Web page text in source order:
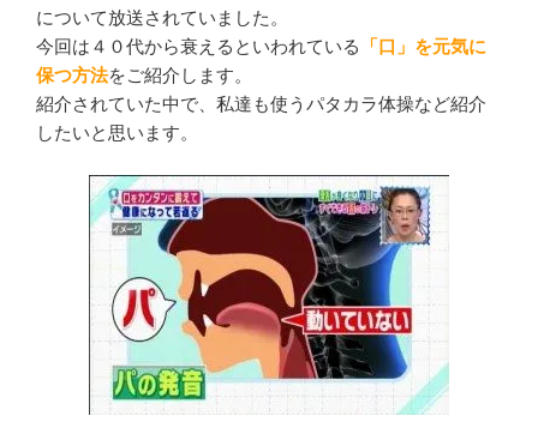
候
群”
の
について放送されていました。
今回は４０代から衰えるといわれている
「口」を元気に
保つ方法をご紹介します。
紹介されていた中で、私達も使うパタカラ体操など紹介
したいと思います。